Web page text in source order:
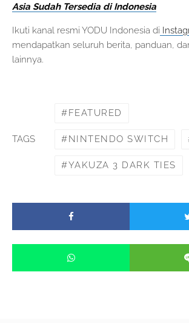
Asia Sudah Tersedia di Indonesia
Ikuti kanal resmi YODU Indonesia di
mendapatkan seluruh berita, panduan,
lainnya.
TAGS
FEATURED
NINTENDO SWITCH
YAKUZA 3 DARK TIES